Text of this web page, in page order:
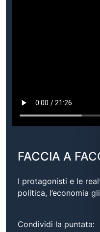
FACCIA A
I protagonisti e le
politica, l’economia
Condividi la puntata: